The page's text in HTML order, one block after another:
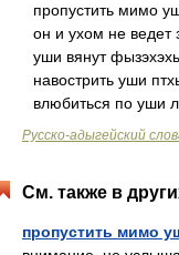
пропустить мимо
он и ухом не ведет
уши вянут
навострить уши
влюбиться по уши
Русско-адыгейский
См. также в
пропустить мимо